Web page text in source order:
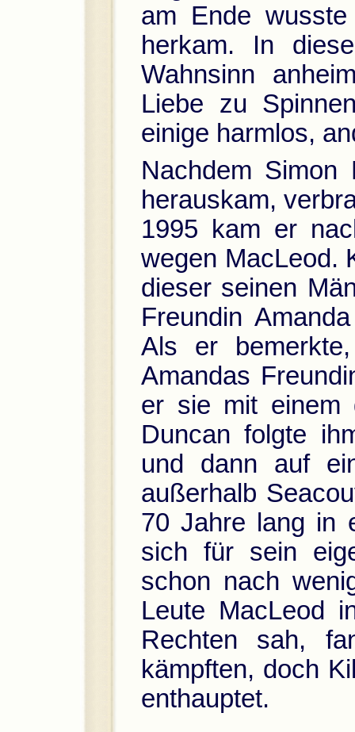
am Ende
herkam. In
Wahnsinn
Liebe zu
einige harmlos,
Nachdem
herauskam,
1995 kam er
wegen MacLeod.
dieser seinen
Freundin
Als er
Amandas
er sie mit einem
Duncan folgte
und dann auf
außerhalb
70 Jahre lang in
sich für sein
schon nach
Leute MacLeod
Rechten sah,
kämpften, doch
enthauptet.